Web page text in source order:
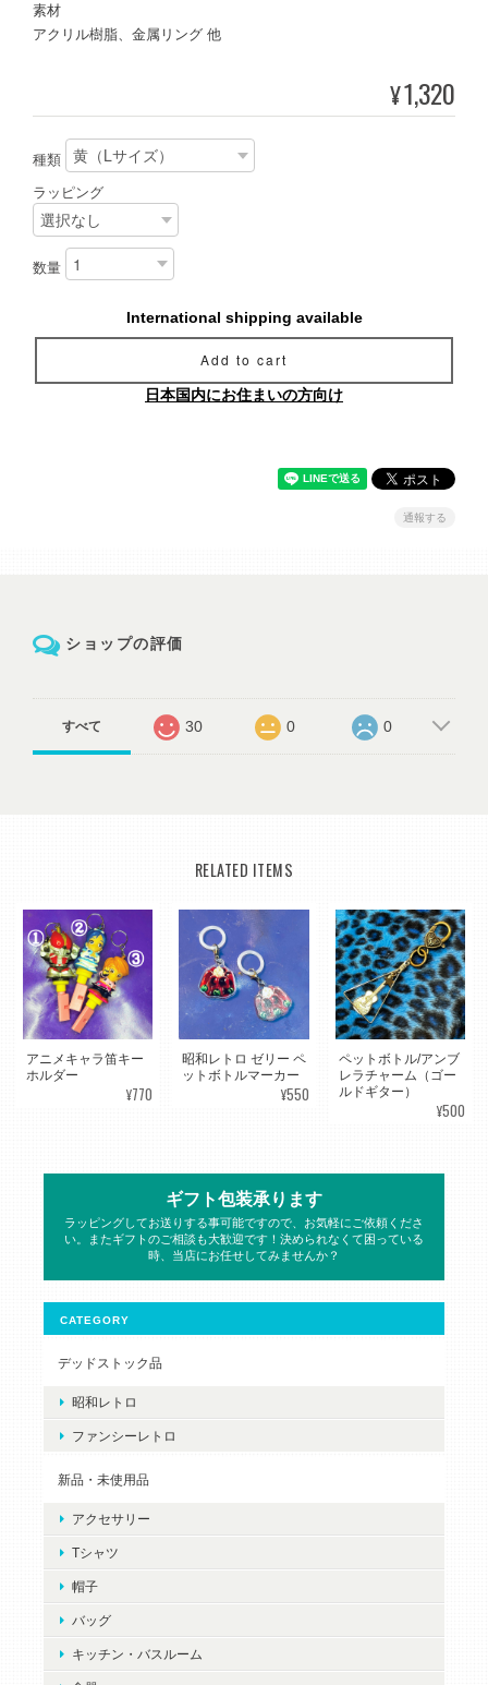
素材
アクリル樹脂、金属リング 他
¥1,320
種類
ラッピング
数量
International shipping available
Add to cart
日本国内にお住まいの方向け
通報する
ショップの評価
すべて 30 0 0
RELATED ITEMS
アニメキャラ笛キー
ホルダー
¥770
昭和レトロ ゼリー ペ
ットボトルマーカー
¥550
ペットボトル/アンブ
レラチャーム（ゴー
ルドギター）
¥500
ギフト包装承ります
ラッピングしてお送りする事可能ですので、お気軽にご依頼くださ
い。またギフトのご相談も大歓迎です！決められなくて困っている
時、当店にお任せしてみませんか？
CATEGORY
デッドストック品
昭和レトロ
ファンシーレトロ
新品・未使用品
アクセサリー
Tシャツ
帽子
バッグ
キッチン・バスルーム